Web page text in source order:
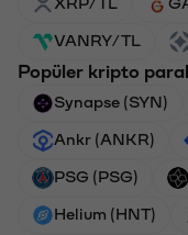
XRP/TL
VANRY/TL
Popüler kripto
Synapse (SYN)
Ankr (ANKR)
PSG (PSG)
Helium (HNT)